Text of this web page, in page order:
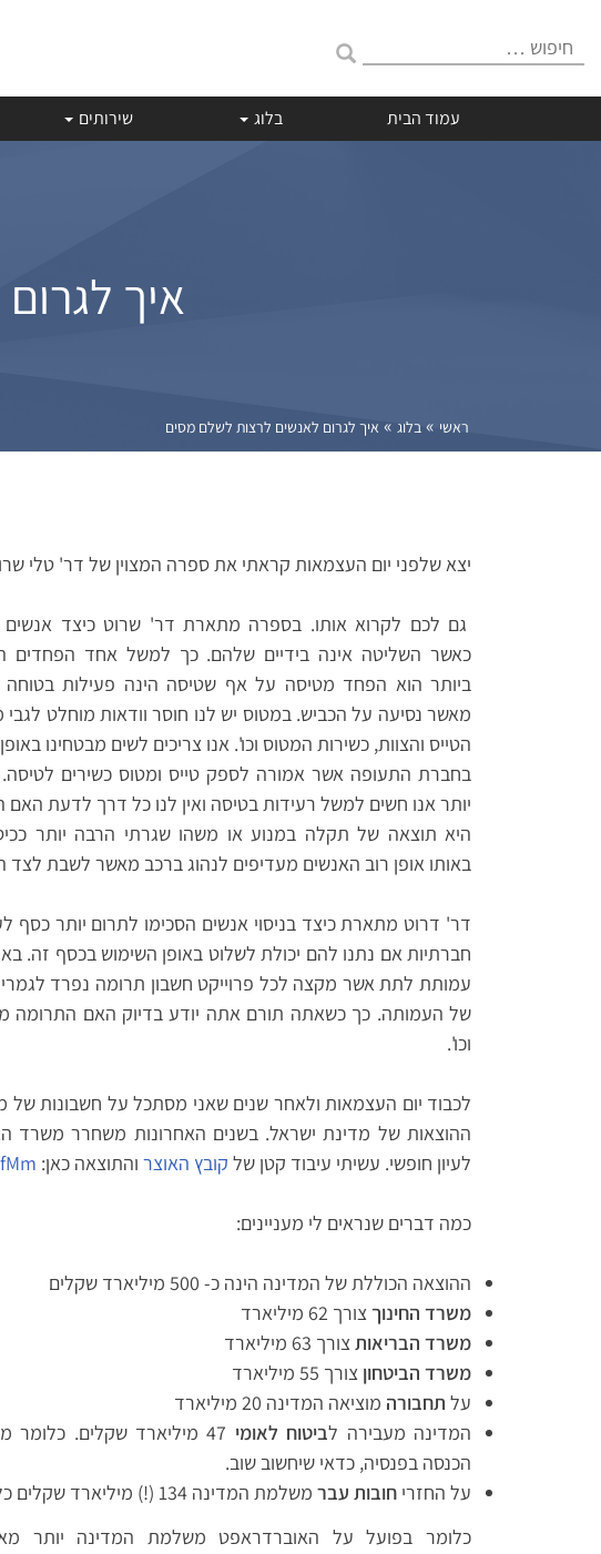
חיפוש:
עמוד הבית בלוג שירותים
איך
ראשי »בלוג » איך לגרום לאנשים לרצות לשלם מסים
יצא שלפני יום העצמאות קראתי את ספרה המצוין של דר' טלי
גם לכם לקרוא אותו. בספרה מתארת דר' שרוט כיצד אנשים
כאשר השליטה אינה בידיים שלהם. כך למשל אחד הפחדים
ביותר הוא הפחד מטיסה על אף שטיסה הינה פעילות
מאשר נסיעה על הכביש. במטוס יש לנו חוסר וודאות מוחלט לגבי
הטייס והצוות, כשירות המטוס וכו'. אנו צריכים לשים מבטחינו
בחברת התעופה אשר אמורה לספק טייס ומטוס כשירים
יותר אנו חשים למשל רעידות בטיסה ואין לנו כל דרך לדעת האם
היא תוצאה של תקלה במנוע או משהו שגרתי הרבה יותר ככיס
באותו אופן רוב האנשים מעדיפים לנהוג ברכב מאשר לשבת לצד
דר' דרוט מתארת כיצד בניסוי אנשים הסכימו לתרום יותר כסף
חברתיות אם נתנו להם יכולת לשלוט באופן השימוש בכסף זה.
עמותת לתת אשר מקצה לכל פרוייקט חשבון תרומה נפרד לגמרי
של העמותה. כך כשאתה תורם אתה יודע בדיוק האם התרומה
וכו'.
לכבוד יום העצמאות ולאחר שנים שאני מסתכל על חשבונות
ההוצאות של מדינת ישראל. בשנים האחרונות משחרר משרד
לעיון חופשי. עשיתי עיבוד קטן של קובץ האוצר והתוצאה כאן:
כמה דברים שנראים לי מעניינים:
ההוצאה הכוללת של המדינה הינה כ- 500 מיליארד שקלים
משרד החינוךצורך 62 מיליארד
משרד הבריאותצורך 63 מיליארד
משרד הביטחון צורך 55 מיליארד
על תחבורה מוציאה המדינה 20 מיליארד
המדינה מעבירה לביטוח לאומי
47 מיליארד שקלים.
הכנסה בפנסיה, כדאי שיחשוב שוב.
על החזרי חובות עבר משלמת המדינה 134 (!) מיליארד שקלים כל שנה (ריבית+קרן).
כלומר בפועל על האוברדראפט משלמת המדינה יותר